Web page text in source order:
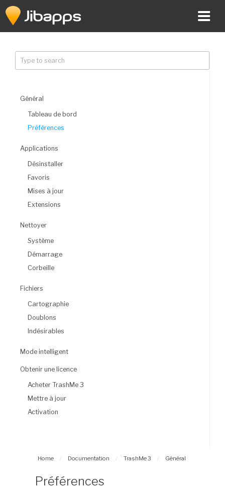
Aller
au
Général
Tableau de bord
Préférences
Applications
Désinstaller
Favoris
Mises à jour
Extensions
Nettoyer
Système
Démarrage
Corbeille
Fichiers
Cartographie
Doublons
Indésirables
Mode intelligent
Obtenir une licence
Acheter TrashMe 3
Mettre à jour
Activation
Home / Documentation / TrashMe 3 / Général
Préférences